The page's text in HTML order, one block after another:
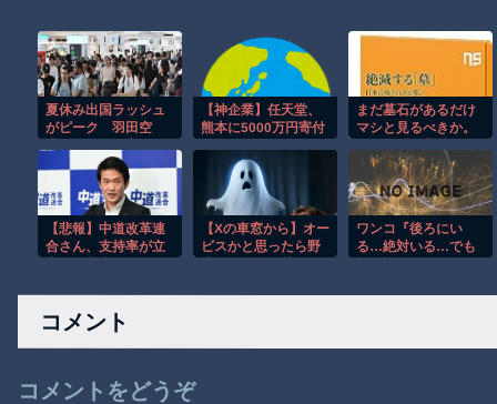
夏休み出国ラッシュ
がピーク 羽田空
【神企業】任天堂、
熊本に5000万円寄付
まだ墓石があるだけ
マシと見るべきか。
り
【悲報】中道改革連
合さん、支持率が立
【Xの車窓から】オー
ビスかと思ったら野
ワンコ『後ろにい
る…絶対いる…でも
コメント
コメントをどうぞ